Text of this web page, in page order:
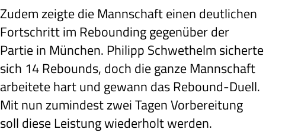
Zudem zeigte die Mannschaft einen deutlichen
Fortschritt im Rebounding gegenüber der
Partie in München. Philipp Schwethelm sicherte
sich 14 Rebounds, doch die ganze Mannschaft
arbeitete hart und gewann das Rebound-Duell.
Mit nun zumindest zwei Tagen Vorbereitung
soll diese Leistung wiederholt werden.